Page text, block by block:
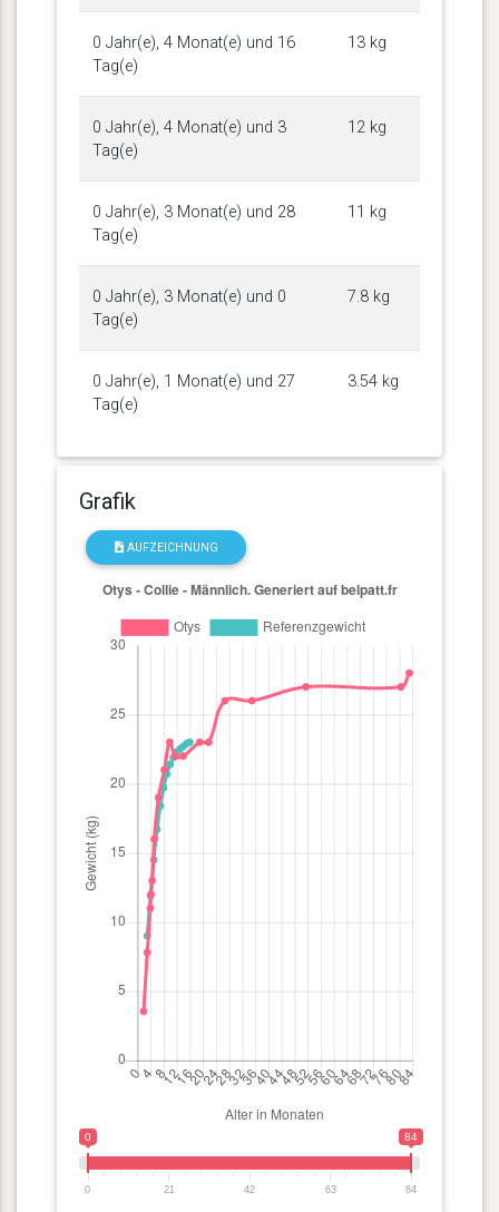
0 Jahr(e), 4 Monat(e) und 16
Tag(e)
13 kg
0 Jahr(e), 4 Monat(e) und 3
Tag(e)
12 kg
0 Jahr(e), 3 Monat(e) und 28
Tag(e)
11 kg
0 Jahr(e), 3 Monat(e) und 0
Tag(e)
7.8 kg
0 Jahr(e), 1 Monat(e) und 27
Tag(e)
3.54 kg
Grafik
AUFZEICHNUNG
0 84
0 21 42 63 84